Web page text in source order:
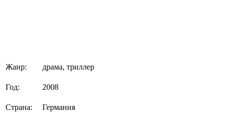
Жанр: драма, триллер
Год: 2008
Страна: Германия